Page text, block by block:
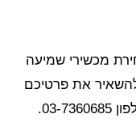
מכשירי שמיעה
מוזמנים להשאיר את פרטיכם